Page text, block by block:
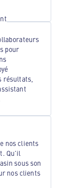
pour
résultats,
nos clients
Qu'il
sous son
nos clients